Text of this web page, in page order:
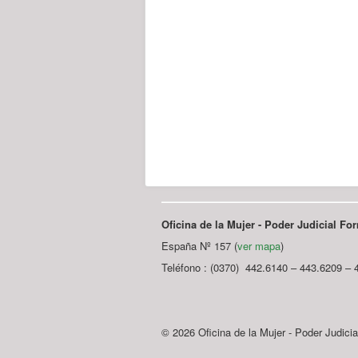
Oficina de la Mujer - Poder Judicial
España Nº 157 (ver mapa)
Teléfono : (0370) 442.6140 – 443.6209 –
© 2026 Oficina de la Mujer - Poder